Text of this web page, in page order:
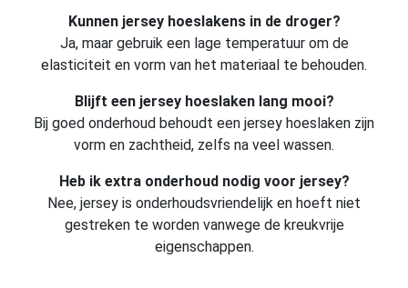
Kunnen jersey hoeslakens in de droger?
Ja, maar gebruik een lage temperatuur om de
elasticiteit en vorm van het materiaal te behouden.
Blijft een jersey hoeslaken lang mooi?
Bij goed onderhoud behoudt een jersey hoeslaken zijn
vorm en zachtheid, zelfs na veel wassen.
Heb ik extra onderhoud nodig voor jersey?
Nee, jersey is onderhoudsvriendelijk en hoeft niet
gestreken te worden vanwege de kreukvrije
eigenschappen.